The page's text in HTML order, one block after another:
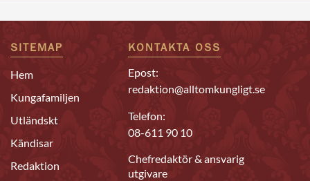
SITEMAP
Hem
Kungafamiljen
Utländskt
Kändisar
Redaktion
KONTAKTA OSS
Epost:
redaktion@alltomkungligt.se
Telefon:
08-611 90 10
Chefredaktör & ansvarig
utgivare